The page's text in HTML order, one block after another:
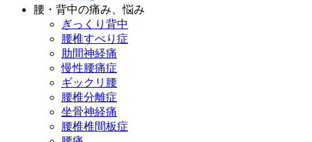
腰・背中の痛み、悩み
ぎっくり背中
腰椎すべり症
肋間神経痛
慢性腰痛症
ギックリ腰
腰椎分離症
坐骨神経痛
腰椎椎間板症